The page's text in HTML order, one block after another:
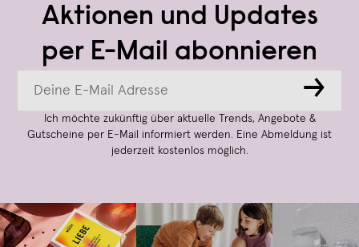
Aktionen und Updates
per E-Mail abonnieren
→
Ich möchte zukünftig über aktuelle Trends, Angebote &
Gutscheine per E-Mail informiert werden. Eine Abmeldung ist
jederzeit kostenlos möglich.